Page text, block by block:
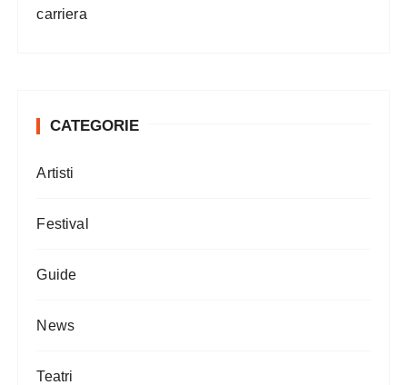
carriera
CATEGORIE
Artisti
Festival
Guide
News
Teatri